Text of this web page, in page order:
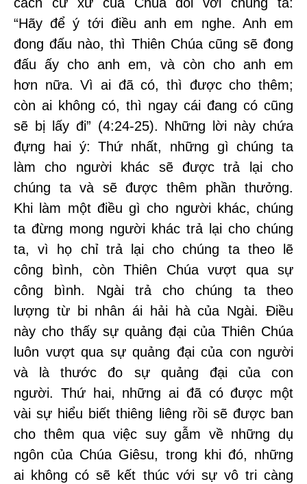
cách cư xử của Chúa đối với chúng ta:
“Hãy để ý tới điều anh em nghe. Anh em
đong đấu nào, thì Thiên Chúa cũng sẽ đong
đấu ấy cho anh em, và còn cho anh em
hơn nữa. Vì ai đã có, thì được cho thêm;
còn ai không có, thì ngay cái đang có cũng
sẽ bị lấy đi” (4:24-25). Những lời này chứa
đựng hai ý: Thứ nhất, những gì chúng ta
làm cho người khác sẽ được trả lại cho
chúng ta và sẽ được thêm phần thưởng.
Khi làm một điều gì cho người khác, chúng
ta đừng mong người khác trả lại cho chúng
ta, vì họ chỉ trả lại cho chúng ta theo lẽ
công bình, còn Thiên Chúa vượt qua sự
công bình. Ngài trả cho chúng ta theo
lượng từ bi nhân ái hải hà của Ngài. Điều
này cho thấy sự quảng đại của Thiên Chúa
luôn vượt qua sự quảng đại của con người
và là thước đo sự quảng đại của con
người. Thứ hai, những ai đã có được một
vài sự hiểu biết thiêng liêng rồi sẽ được ban
cho thêm qua việc suy gẫm về những dụ
ngôn của Chúa Giêsu, trong khi đó, những
ai không có sẽ kết thúc với sự vô tri càng